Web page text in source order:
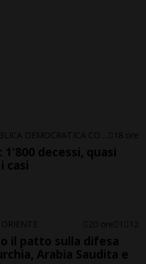
18 ore
1'800 decessi, quasi
casi
20 ore 1 12
il patto sulla difesa
Arabia Saudita e